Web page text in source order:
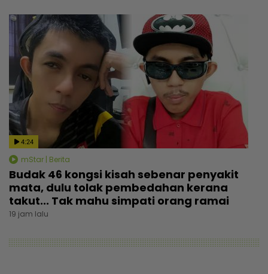
4:24
mStar | Berita
Budak 46 kongsi kisah sebenar penyakit
mata, dulu tolak pembedahan kerana
takut... Tak mahu simpati orang ramai
19 jam lalu